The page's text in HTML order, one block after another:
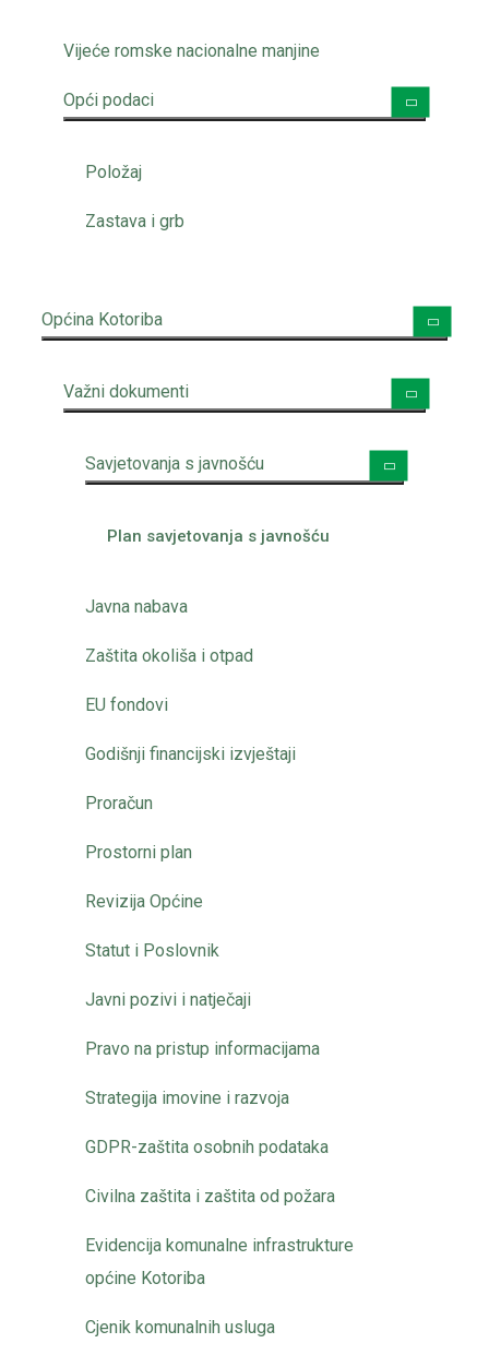
Vijeće romske nacionalne manjine
Opći podaci
Položaj
Zastava i grb
Općina Kotoriba
Važni dokumenti
Savjetovanja s javnošću
Plan savjetovanja s javnošću
Javna nabava
Zaštita okoliša i otpad
EU fondovi
Godišnji financijski izvještaji
Proračun
Prostorni plan
Revizija Općine
Statut i Poslovnik
Javni pozivi i natječaji
Pravo na pristup informacijama
Strategija imovine i razvoja
GDPR-zaštita osobnih podataka
Civilna zaštita i zaštita od požara
Evidencija komunalne infrastrukture
općine Kotoriba
Cjenik komunalnih usluga